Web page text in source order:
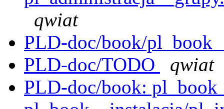
qwiat
PLD-doc/book/
PLD-doc/TODO
qwiat
PLD-doc/book: